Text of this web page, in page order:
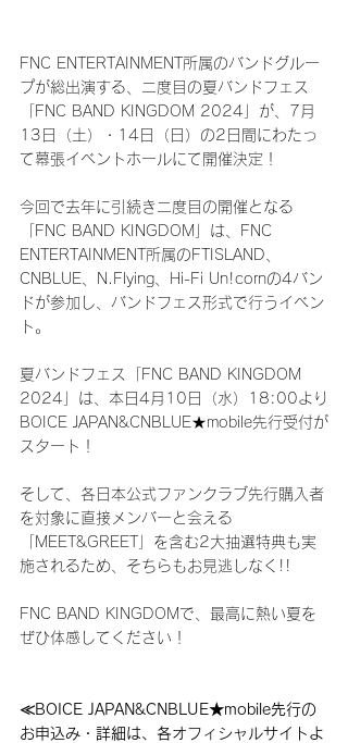
FNC ENTERTAINMENT所属のバンドグルー
プが総出演する、二度目の夏バンドフェス
「FNC BAND KINGDOM 2024」が、7月
13日（土）・14日（日）の2日間にわたっ
て幕張イベントホールにて開催決定！
今回で去年に引続き二度目の開催となる
「FNC BAND KINGDOM」は、FNC
ENTERTAINMENT所属のFTISLAND、
CNBLUE、N.Flying、Hi-Fi Un!cornの4バン
ドが参加し、バンドフェス形式で行うイベン
ト。
夏バンドフェス「FNC BAND KINGDOM
2024」は、本日4月10日（水）18:00より
BOICE JAPAN&CNBLUE★mobile先行受付が
スタート！
そして、各日本公式ファンクラブ先行購入者
を対象に直接メンバーと会える
「MEET&GREET」を含む2大抽選特典も実
施されるため、そちらもお見逃しなく!!
FNC BAND KINGDOMで、最高に熱い夏を
ぜひ体感してください！
≪BOICE JAPAN&CNBLUE★mobile先行の
お申込み・詳細は、各オフィシャルサイトよ